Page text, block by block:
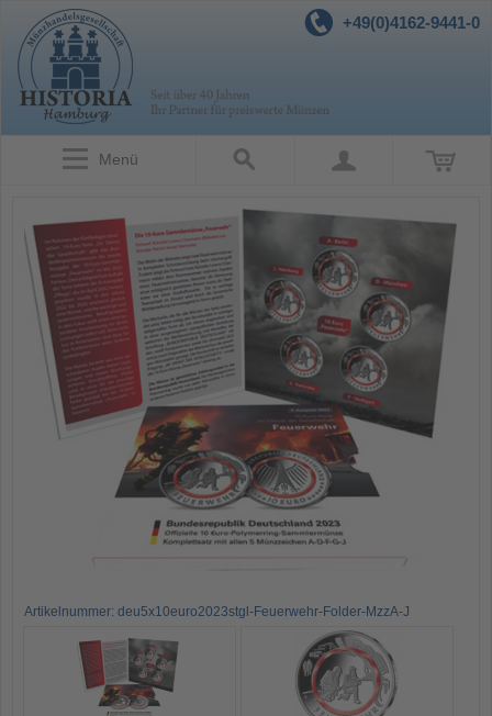
+49(0)4162-9441-0
Menü
Artikelnummer: deu5x10euro2023stgl-Feuerwehr-Folder-MzzA-J